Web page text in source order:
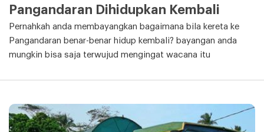
Pangandaran Dihidupkan Kembali
Pernahkah anda membayangkan bagaimana bila kereta ke
Pangandaran benar-benar hidup kembali? bayangan anda
mungkin bisa saja terwujud mengingat wacana itu